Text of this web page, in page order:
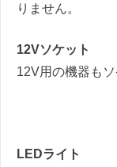
りません。
12Vソケット
12V用の機器も
LEDライト